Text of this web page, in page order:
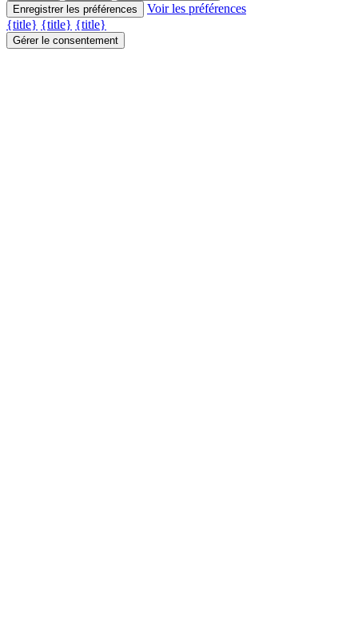
Enregistrer les préférences
Voir les préférences
{title} {title} {title}
Gérer le consentement